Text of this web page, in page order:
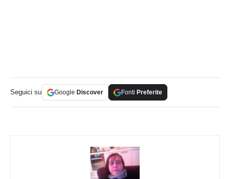
Seguici su Google Discover Fonti Preferite